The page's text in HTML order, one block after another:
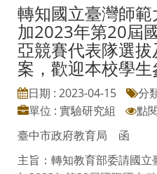
轉知國立臺灣師
加2023年第20屆
亞競賽代表隊選
案，歡迎本校學生
日期 : 2023-04-15
分
單位 : 實驗研究組
點
臺中市政府教育局 函
主旨：轉知教育部委請國